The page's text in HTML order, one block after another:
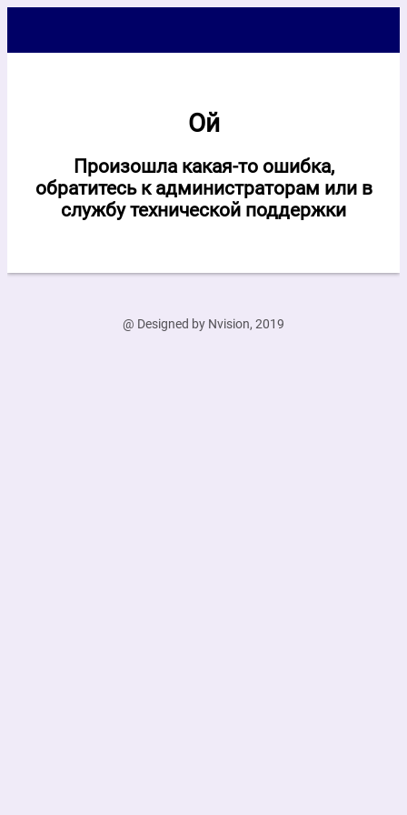
Ой
Произошла какая-то ошибка,
обратитесь к администраторам или в
службу технической поддержки
@ Designed by Nvision, 2019